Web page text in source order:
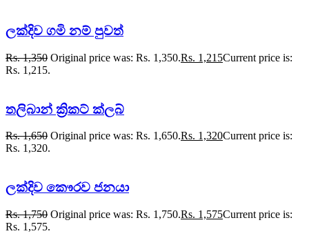
ලක්දිව ගමි නම් පුවත්
Rs.1,350 Original price was: Rs. 1,350.Rs. 1,215Current price is:
Rs. 1,215.
තලිබාන් ක්‍රිකට් ක්ලබ්
Rs.1,650 Original price was: Rs. 1,650.Rs. 1,320Current price is:
Rs. 1,320.
ලක්දිව කෞරව ජනයා
Rs.1,750 Original price was: Rs. 1,750.Rs. 1,575Current price is:
Rs. 1,575.